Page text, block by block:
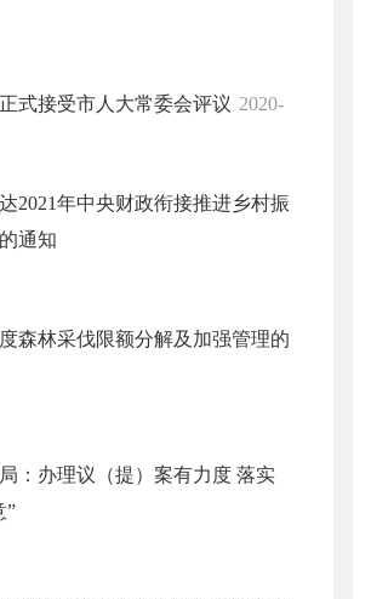
式接受市人大常委会评议 2020-
2021年中央财政衔接推进乡村振
通知
森林采伐限额分解及加强管理的
：办理议（提）案有力度 落实
”